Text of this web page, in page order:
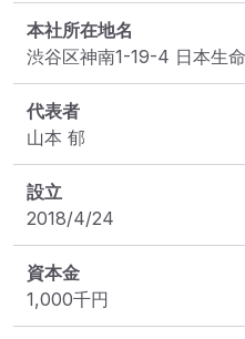
本社所在地名
渋谷区神南1-19-4 日本生
代表者
山本 郁
設立
2018/4/24
資本金
1,000千円